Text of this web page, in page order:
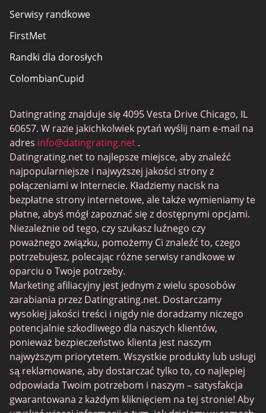
Serwisy randkowe
FirstMet
Randki dla dorosłych
ColombianCupid
MeetMindful
Randki BDSM
BBPeopleMeet
Witryny Sugar Daddy
JPeopleMeet
Trans Dating
Senior serwisy randkowe
MyLOL
Gejowskie Randki
Randki dla lesbijek
Czarne serwisy randkowe
SugarDaddyMeet
LatinAmericanCupid
CatholicMatch
Datingrating znajduje się 4095 Vesta Drive Chicago, IL
60657. W razie jakichkolwiek pytań wyślij nam e-mail na
adres info@datingrating.net .
Datingrating.net to najlepsze miejsce, aby znaleźć
najpopularniejsze i najwyższej jakości strony z
połączeniami w Internecie. Kładziemy nacisk na
bezpłatne strony internetowe, ale także wymieniamy te
płatne, abyś mógł zapoznać się z dostępnymi opcjami.
Niezależnie od tego, czy szukasz luźnego czy
poważnego związku, pomożemy Ci znaleźć to, czego
potrzebujesz, polecając różne serwisy randkowe w
oparciu o Twoje potrzeby.
Marketing afiliacyjny jest jednym z wielu sposobów
zarabiania przez Datingrating.net. Dostarczamy
wysokiej jakości treści i nigdy nie doradzamy niczego
potencjalnie szkodliwego dla naszych klientów,
ponieważ bezpieczeństwo klienta jest naszym
najwyższym priorytetem. Wszystkie produkty lub usługi
są reklamowane, aby dostarczać tylko to, co najlepiej
odpowiada Twoim potrzebom i naszym – satysfakcja
gwarantowana z każdym kliknięciem na tej stronie! Aby